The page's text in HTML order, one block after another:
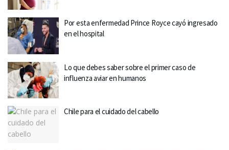
Por esta enfermedad Prince Royce cayó ingresado
en el hospital
Lo que debes saber sobre el primer caso de
influenza aviar en humanos
Chile para el cuidado del cabello